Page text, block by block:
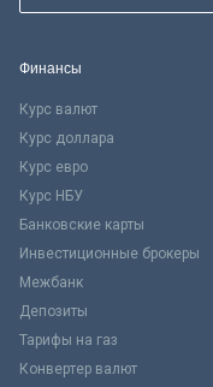
Финансы
Курс валют
Курс доллара
Курс евро
Курс НБУ
Банковские карты
Инвестиционные брокеры
Межбанк
Депозиты
Тарифы на газ
Конвертер валют